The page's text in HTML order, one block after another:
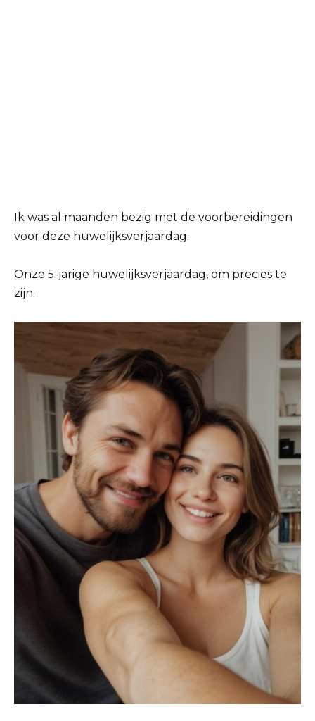
Ik was al maanden bezig met de voorbereidingen
voor deze huwelijksverjaardag.
Onze 5-jarige huwelijksverjaardag, om precies te
zijn.